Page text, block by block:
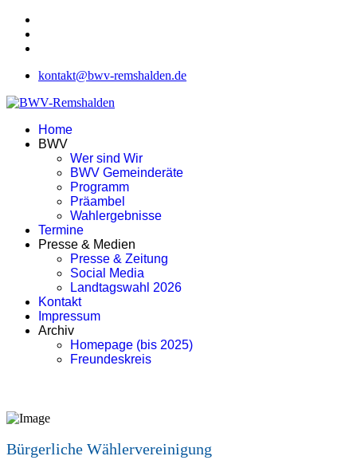
kontakt@bwv-remshalden.de
Home
BWV
Wer sind Wir
BWV Gemeinderäte
Programm
Präambel
Wahlergebnisse
Termine
Presse & Medien
Presse & Zeitung
Social Media
Landtagswahl 2026
Kontakt
Impressum
Archiv
Homepage (bis 2025)
Freundeskreis
Bürgerliche Wählervereinigung